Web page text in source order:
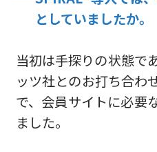
としていましたか。
当初は手探りの状態で
ッツ社とのお打ち合わ
で、会員サイトに必要
ました。